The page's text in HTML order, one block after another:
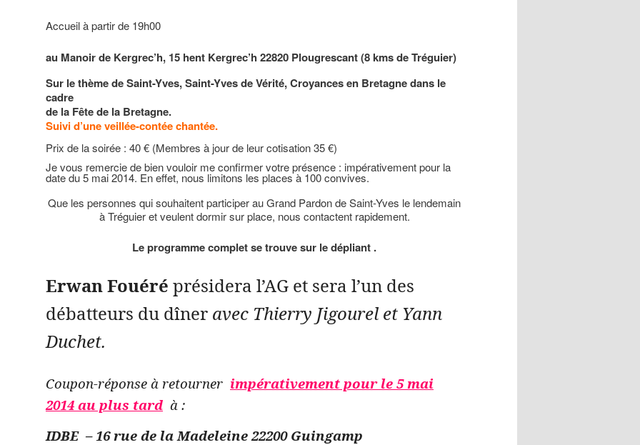
Accueil à partir de 19h00
au Manoir de Kergrec’h, 15 hent Kergrec’h 22820 Plougrescant (8 kms de Tréguier)
Sur le thème de Saint-Yves, Saint-Yves de Vérité, Croyances en Bretagne dans le
cadre
de la Fête de la Bretagne.
Suivi d’une veillée-contée chantée.
Prix de la soirée : 40 € (Membres à jour de leur cotisation 35 €)
Je vous remercie de bien vouloir me confirmer votre présence : impérativement pour la
date du 5 mai 2014. En effet, nous limitons les places à 100 convives.
Que les personnes qui souhaitent participer au Grand Pardon de Saint-Yves le lendemain
à Tréguier et veulent dor­mir sur place, nous contactent rapidement.
Le programme complet se trouve sur le dépliant .
Erwan Fouéré présidera l’AG et sera l’un des
débatteurs du dîner avec Thierry Jigourel et Yann
Duchet.
Coupon-réponse à retourner impérativement pour le 5 mai
2014 au plus tard à :
IDBE – 16 rue de la Madeleine 22200 Guingamp